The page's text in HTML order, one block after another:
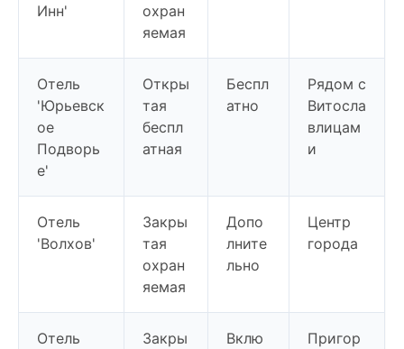
Инн'
охран
яемая
Отель
'Юрьевск
ое
Подворь
е'
Откры
тая
беспл
атная
Беспл
атно
Рядом с
Витосла
влицам
и
Отель
'Волхов'
Закры
тая
охран
яемая
Допо
лните
льно
Центр
города
Отель
Закры
Вклю
Пригор